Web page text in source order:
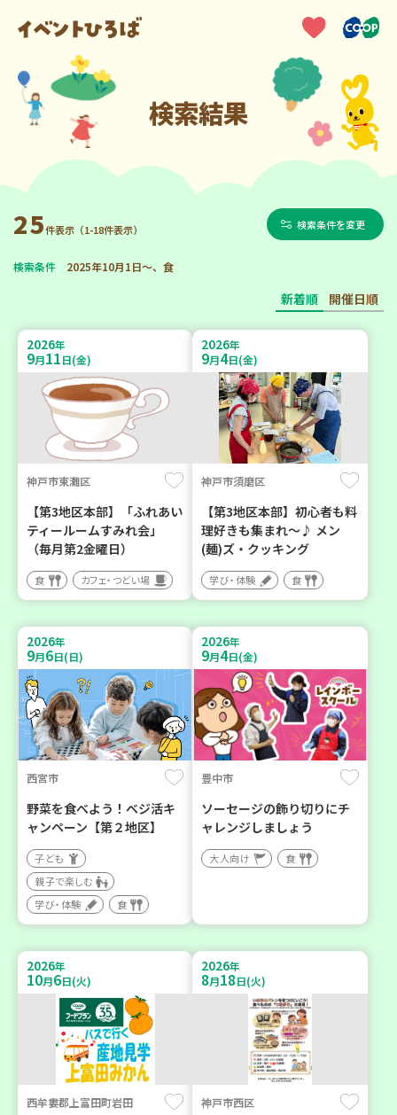
検索結果
25件表示（1-18件表示） 検索条件を変更
検索条件 2025年10月1日～、食
新着順 開催日順
2026年
9月11日(金)
神戸市東灘区
【第3地区本部】「ふれあい
ティールームすみれ会」
（毎月第2金曜日）
食 カフェ・つどい場
2026年
9月4日(金)
神戸市須磨区
【第3地区本部】初心者も料
理好きも集まれ～♪ メン
(麺)ズ・クッキング
学び・体験 食
2026年
9月6日(日)
西宮市
野菜を食べよう！ベジ活キ
ャンペーン【第２地区】
子ども
親子で楽しむ
学び・体験
食
2026年
9月4日(金)
豊中市
ソーセージの飾り切りにチ
ャレンジしましょう
大人向け 食
2026年
10月6日(火)
西牟婁郡上富田町岩田
2026年
8月18日(火)
神戸市西区